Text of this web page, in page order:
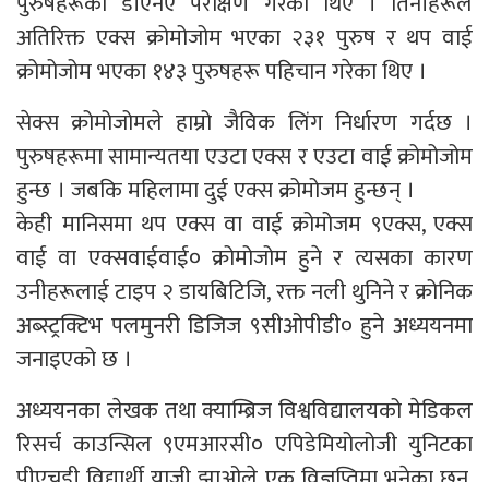
अतिरिक्त एक्स क्रोमोजोम भएका २३१ पुरुष र थप वाई
क्रोमोजोम भएका १४३ पुरुषहरू पहिचान गरेका थिए ।
सेक्स क्रोमोजोमले हाम्रो जैविक लिंग निर्धारण गर्दछ ।
पुरुषहरूमा सामान्यतया एउटा एक्स र एउटा वाई क्रोमोजोम
हुन्छ । जबकि महिलामा दुई एक्स क्रोमोजम हुन्छन् ।
केही मानिसमा थप एक्स वा वाई क्रोमोजम ९एक्स, एक्स
वाई वा एक्सवाईवाई० क्रोमोजोम हुने र त्यसका कारण
उनीहरूलाई टाइप २ डायबिटिजि, रक्त नली थुनिने र क्रोनिक
अब्स्ट्रक्टिभ पलमुनरी डिजिज ९सीओपीडी० हुने अध्ययनमा
जनाइएको छ ।
अध्ययनका लेखक तथा क्याम्ब्रिज विश्वविद्यालयको मेडिकल
रिसर्च काउन्सिल ९एमआरसी० एपिडेमियोलोजी युनिटका